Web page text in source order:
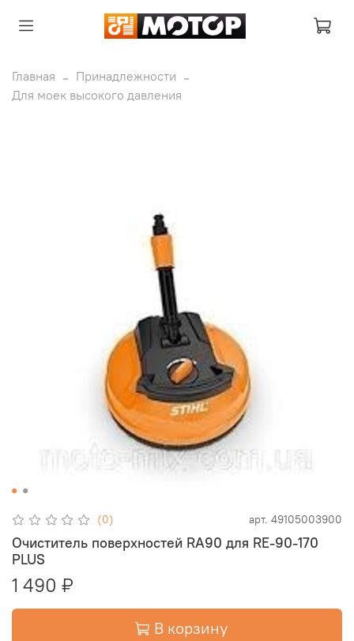
Главная
Принадлежности
Для моек высокого давления
(0) арт. 49105003900
Очиститель поверхностей RA90 для RE-90-170
PLUS
1 490 ₽
В корзину